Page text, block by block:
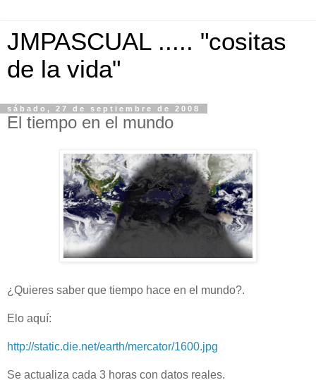
JMPASCUAL ..... "cositas
de la vida"
sábado, 27 de septiembre de 2008
El tiempo en el mundo
¿Quieres saber que tiempo hace en el mundo?.
Elo aquí:
http://static.die.net/earth/mercator/1600.jpg
Se actualiza cada 3 horas con datos reales.